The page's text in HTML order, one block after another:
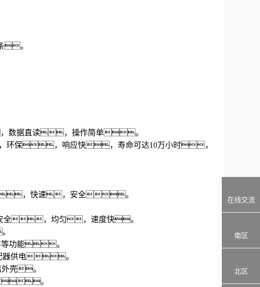
。
数据直读，操作简单。
环保，
响应快，寿命可达10万小时，
，快速， 安全。
全，均匀，速度快。
等功能。
器供电。
外壳。
。
在线交流
南区
北区